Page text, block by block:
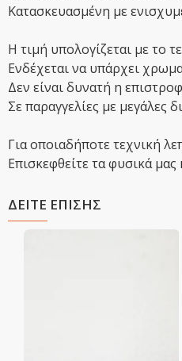
Κατασκευασμένη με
Η τιμή υπολογίζεται με το
Ενδέχεται να υπάρχει
Δεν είναι δυνατή η
Σε παραγγελίες με μεγάλες
Για οποιαδήποτε τεχνική
Επισκεφθείτε τα φυσικά
ΔΕΙΤΕ ΕΠΙΣΗΣ